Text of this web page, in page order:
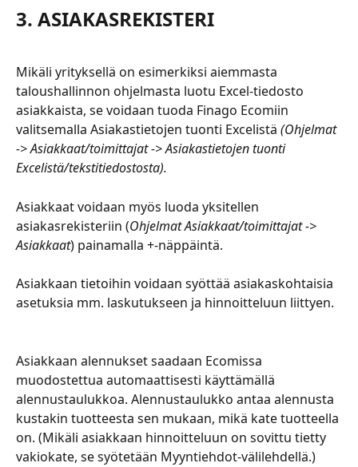
3. ASIAKASREKISTERI
Mikäli yrityksellä on esimerkiksi aiemmasta
taloushallinnon ohjelmasta luotu Excel-tiedosto
asiakkaista, se voidaan tuoda Finago Ecomiin
valitsemalla Asiakastietojen tuonti Excelistä (Ohjelmat
-> Asiakkaat/toimittajat -> Asiakastietojen tuonti
Excelistä/tekstitiedostosta).
Asiakkaat voidaan myös luoda yksitellen
asiakasrekisteriin (Ohjelmat Asiakkaat/toimittajat ->
Asiakkaat) painamalla +-näppäintä.
Asiakkaan tietoihin voidaan syöttää asiakaskohtaisia
asetuksia mm. laskutukseen ja hinnoitteluun liittyen.
Asiakkaan alennukset saadaan Ecomissa
muodostettua automaattisesti käyttämällä
alennustaulukkoa. Alennustaulukko antaa alennusta
kustakin tuotteesta sen mukaan, mikä kate tuotteella
on. (Mikäli asiakkaan hinnoitteluun on sovittu tietty
vakiokate, se syötetään Myyntiehdot-välilehdellä.)